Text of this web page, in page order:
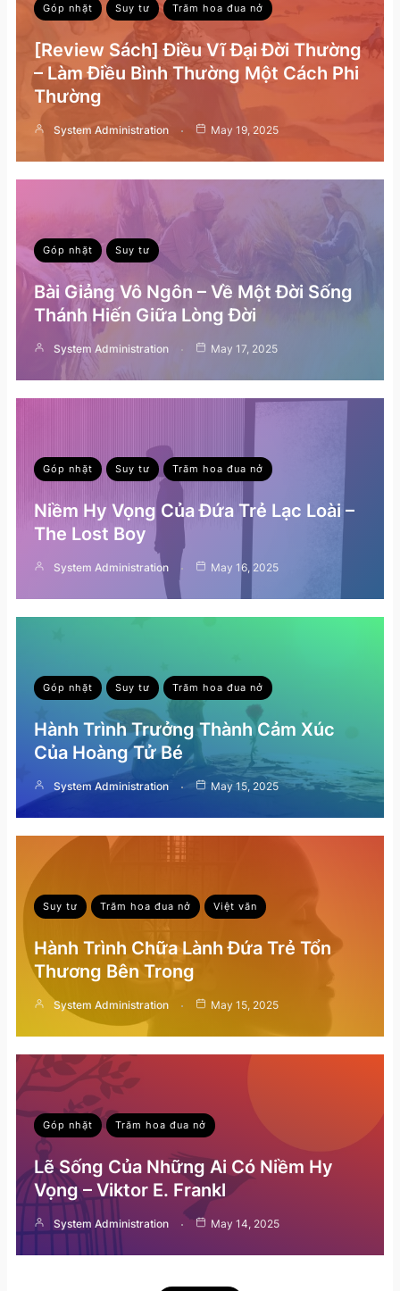
Góp nhặt Suy tư Trăm hoa đua nở
[Review Sách] Điều Vĩ Đại Đời Thường
– Làm Điều Bình Thường Một Cách Phi
Thường
System Administration May 19, 2025
Góp nhặt Suy tư
Bài Giảng Vô Ngôn – Về Một Đời Sống
Thánh Hiến Giữa Lòng Đời
System Administration May 17, 2025
Góp nhặt Suy tư Trăm hoa đua nở
Niềm Hy Vọng Của Đứa Trẻ Lạc Loài –
The Lost Boy
System Administration May 16, 2025
Góp nhặt Suy tư Trăm hoa đua nở
Hành Trình Trưởng Thành Cảm Xúc
Của Hoàng Tử Bé
System Administration May 15, 2025
Suy tư Trăm hoa đua nở Việt văn
Hành Trình Chữa Lành Đứa Trẻ Tổn
Thương Bên Trong
System Administration May 15, 2025
Góp nhặt Trăm hoa đua nở
Lẽ Sống Của Những Ai Có Niềm Hy
Vọng – Viktor E. Frankl
System Administration May 14, 2025